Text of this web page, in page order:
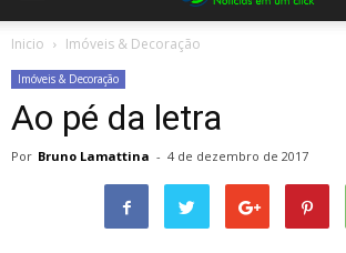
Inicio Imóveis & Decoração
Imóveis & Decoração
Ao pé da letra
Por Bruno Lamattina - 4 de dezembro de 2017